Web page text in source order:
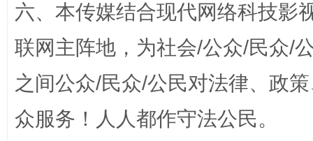
网上购药对药下症？
六、本传媒结合现代网络科技影
联网主阵地，为社会/公众/民众/
之间公众/民众/公民对法律、政
众服务！人人都作守法公民。